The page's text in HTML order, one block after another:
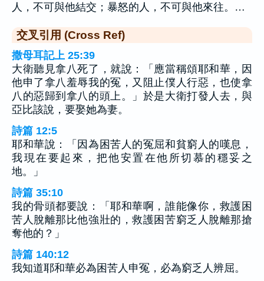
人，不可與他結交；暴怒的人，不可與他來往。…
交叉引用 (Cross Ref)
撒母耳記上 25:39
大衛聽見拿八死了，就說：「應當稱頌耶和華，因
他申了拿八羞辱我的冤，又阻止僕人行惡，也使拿
八的惡歸到拿八的頭上。」於是大衛打發人去，與
亞比該說，要娶她為妻。
詩篇 12:5
耶和華說：「因為困苦人的冤屈和貧窮人的嘆息，
我現在要起來，把他安置在他所切慕的穩妥之
地。」
詩篇 35:10
我的骨頭都要說：「耶和華啊，誰能像你，救護困
苦人脫離那比他強壯的，救護困苦窮乏人脫離那搶
奪他的？」
詩篇 140:12
我知道耶和華必為困苦人申冤，必為窮乏人辨屈。